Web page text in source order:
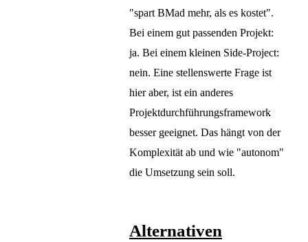
"spart BMad mehr, als es kostet".
Bei einem gut passenden Projekt:
ja. Bei einem kleinen Side-Project:
nein. Eine stellenswerte Frage ist
hier aber, ist ein anderes
Projektdurchführungsframework
besser geeignet. Das hängt von der
Komplexität ab und wie "autonom"
die Umsetzung sein soll.
Alternativen